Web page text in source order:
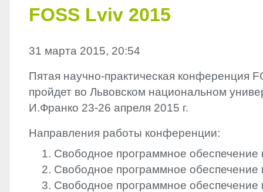
FOSS Lviv 2015
31 марта 2015, 20:54
Пятая научно-практическая конференция
пройдет во Львовском национальном
И.Франко 23-26 апреля 2015 г.
Направления работы конференции:
Свободное программное обеспечение
Свободное программное обеспечение
Свободное программное обеспечение